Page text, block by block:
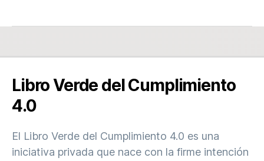
Libro Verde del Cumplimiento
4.0
El Libro Verde del Cumplimiento 4.0 es una
iniciativa privada que nace con la firme intención